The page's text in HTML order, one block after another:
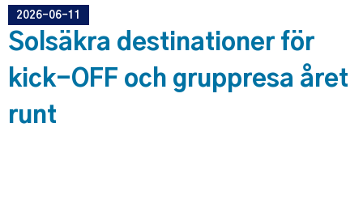
2026-06-11
Solsäkra destinationer för
kick-OFF och gruppresa året
runt